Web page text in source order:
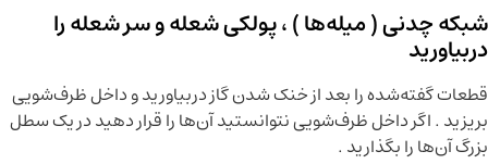
شبکه چدنی ( میله‌ها ) ، پولکی شعله و سر شعله را
دربیاورید
قطعات گفته‌شده را بعد از خنک شدن گاز دربیاورید و داخل ظرف‌شویی
بریزید . اگر داخل ظرف‌شویی نتوانستید آن‌ها را قرار دهید در یک سطل
بزرگ آن‌ها را بگذارید .